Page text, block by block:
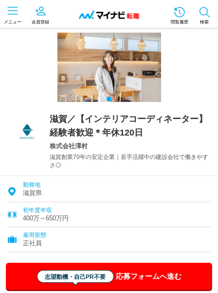
メニュー 会員登録 閲覧履歴 検索
滋賀／【インテリアコーディネーター】
経験者歓迎＊年休120日
株式会社澤村
滋賀創業70年の安定企業｜若手活躍中の建設会社で働きやす
さ◎
勤務地
滋賀県
初年度年収
400万～650万円
雇用形態
正社員
志望動機・自己PR不要 応募フォームへ進む